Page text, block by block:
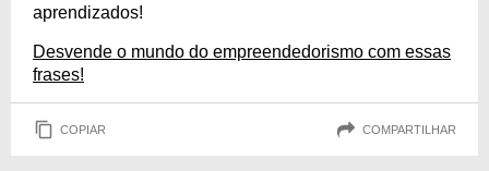
aprendizados!
Desvende o mundo do empreendedorismo com essas
frases!
COPIAR COMPARTILHAR